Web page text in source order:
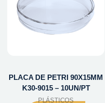
PLACA DE PETRI 90X15MM
K30-9015 – 10UN/PT
PLÁSTICOS